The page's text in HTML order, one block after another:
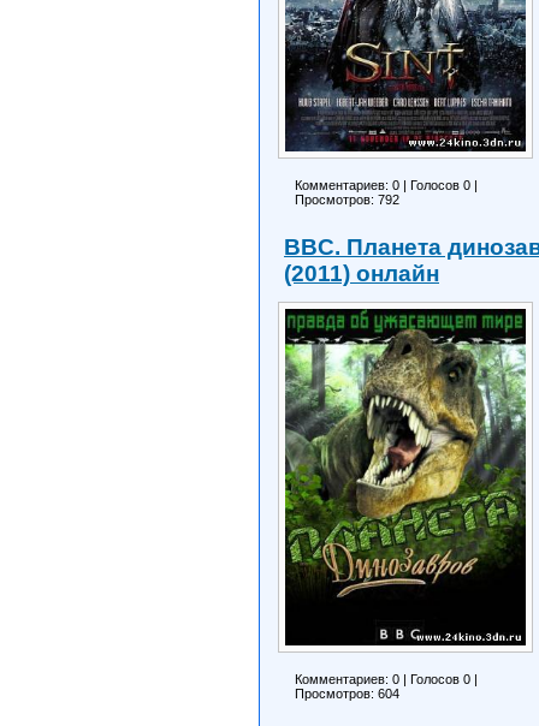
Комментариев: 0 | Голосов 0 |
Просмотров: 792
BBC. Планета
(2011) онлайн
Комментариев: 0 | Голосов 0 |
Просмотров: 604